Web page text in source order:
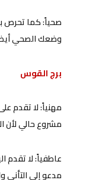
صحياً: كما تحرص
وضعك الصحي
برج القوس
مهنياً: لا تقدم
مشروع حالي لأن
عاطفياً: لا تقدم
مدعو إلى التأني